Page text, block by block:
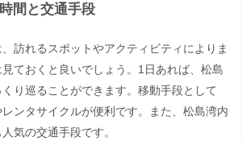
間と交通手段
訪れるスポットやアクティビティによりま
ておくと良いでしょう。1日あれば、松島
り巡ることができます。移動手段として
ンタサイクルが便利です。また、松島湾内
気の交通手段です。